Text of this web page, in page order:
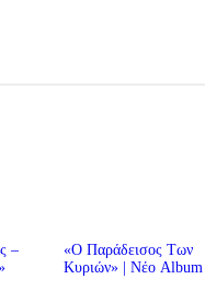
–
«Ο Παράδεισος Των
Κυριών» | Νέο Album